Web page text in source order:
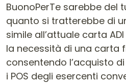
BuonoPerTe sarebbe del
quanto si tratterebbe di
simile all’attuale carta
la necessità di una carta
consentendo l’acquisto
i POS degli esercenti